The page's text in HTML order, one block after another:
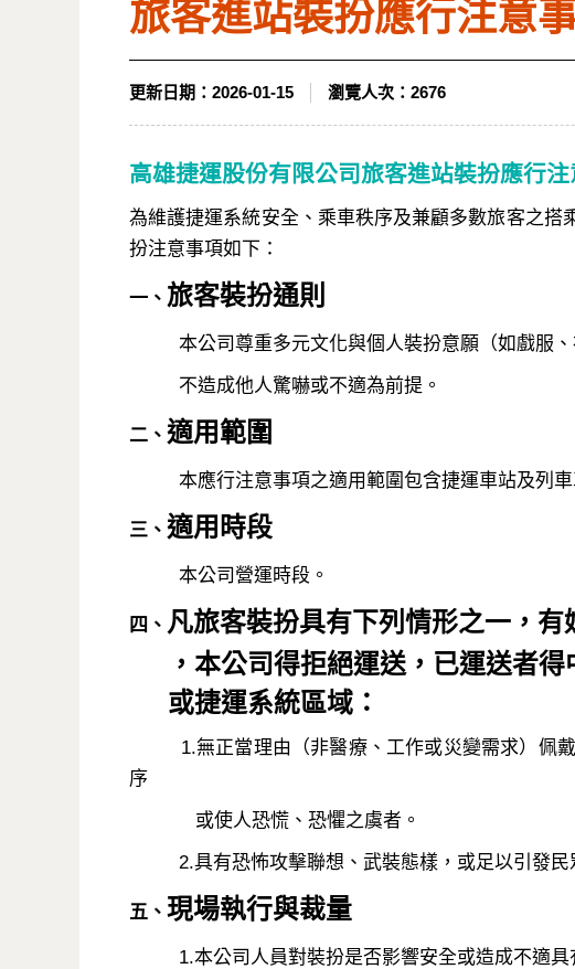
旅客進站裝扮應行注意
更新日期： 2026-01-15 瀏覽人次： 2676
高雄捷運股份有限公司旅客進站裝扮應行
為維護捷運系統安全、乘車秩序及兼顧多數旅客之
扮注意事項如下：
一、 旅客裝扮通則
本公司尊重多元文化與個人裝扮意願（如戲服、
不造成他人驚嚇或不適為前提。
二、 適用範圍
本應行注意事項之適用範圍包含捷運車站及列車
三、 適用時段
本公司營運時段。
四、 凡旅客裝扮具有下列情形之一，
，本公司得拒絕運送，已運送者得
或捷運系統區域：
1.無正當理由（非醫療、工作或災變需求）佩戴
序
或使人恐慌、恐懼之虞者。
2.具有恐怖攻擊聯想、武裝態樣，或足以引發民
五、 現場執行與裁量
1.本公司人員對裝扮是否影響安全或造成不適具